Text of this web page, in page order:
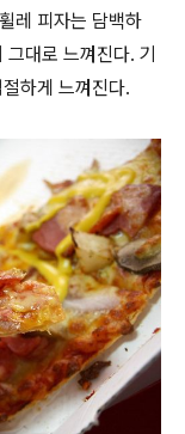
레 피자는 담백하
대로 느껴진다. 기
하게 느껴진다.